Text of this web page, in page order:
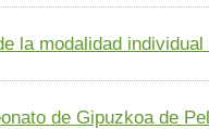
la modalidad
de Gipuzkoa de